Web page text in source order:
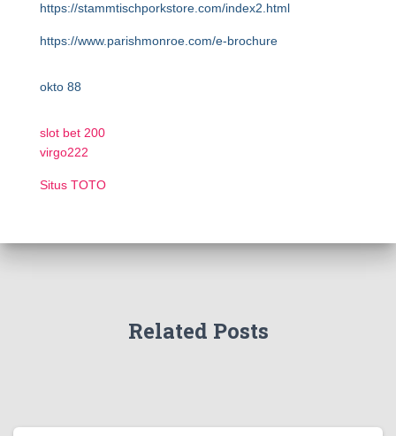
https://stammtischporkstore.com/index2.html
https://www.parishmonroe.com/e-brochure
okto 88
slot bet 200
virgo222
Situs TOTO
Related Posts